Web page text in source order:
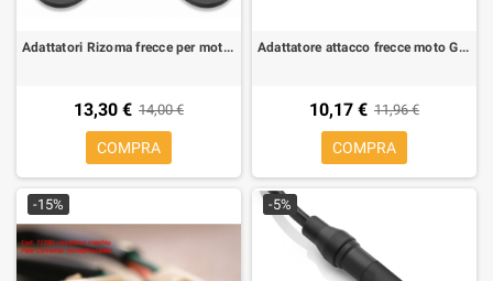
Adattatori Rizoma frecce per moto FR221B per BMW K 1300 R, S 1000 RR, R 1200 GS 13-, R Nine T (4 pz per 2 frecce)
13,30 € 14,00 €
COMPRA
Adattatore attacco frecce moto Giapponesi per Suzuki/Yamaha connettore femmina
10,17 € 11,96 €
COMPRA
-15% -5%